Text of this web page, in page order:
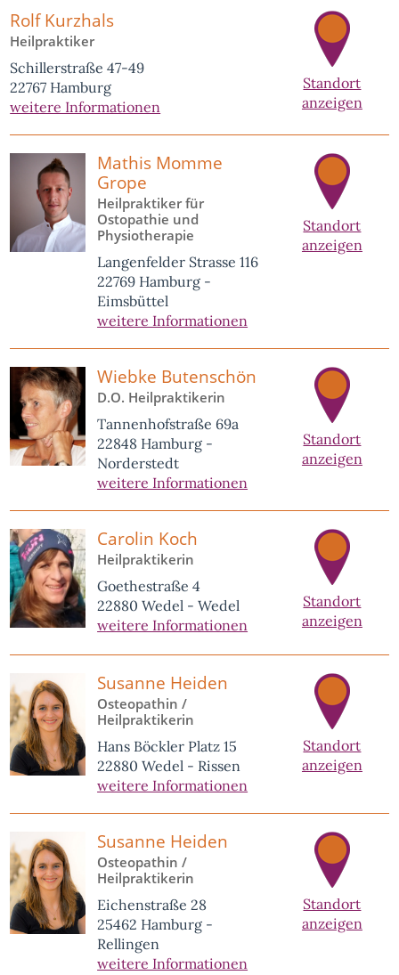
Rolf Kurzhals
Heilpraktiker
Schillerstraße 47-49
22767 Hamburg
weitere Informationen
Standort
anzeigen
Mathis Momme
Grope
Heilpraktiker für
Ostopathie und
Physiotherapie
Langenfelder Strasse 116
22769 Hamburg -
Eimsbüttel
weitere Informationen
Standort
anzeigen
Wiebke Butenschön
D.O. Heilpraktikerin
Tannenhofstraße 69a
22848 Hamburg -
Norderstedt
weitere Informationen
Standort
anzeigen
Carolin Koch
Heilpraktikerin
Goethestraße 4
22880 Wedel - Wedel
weitere Informationen
Standort
anzeigen
Susanne Heiden
Osteopathin /
Heilpraktikerin
Hans Böckler Platz 15
22880 Wedel - Rissen
weitere Informationen
Standort
anzeigen
Susanne Heiden
Osteopathin /
Heilpraktikerin
Eichenstraße 28
25462 Hamburg -
Rellingen
weitere Informationen
Standort
anzeigen